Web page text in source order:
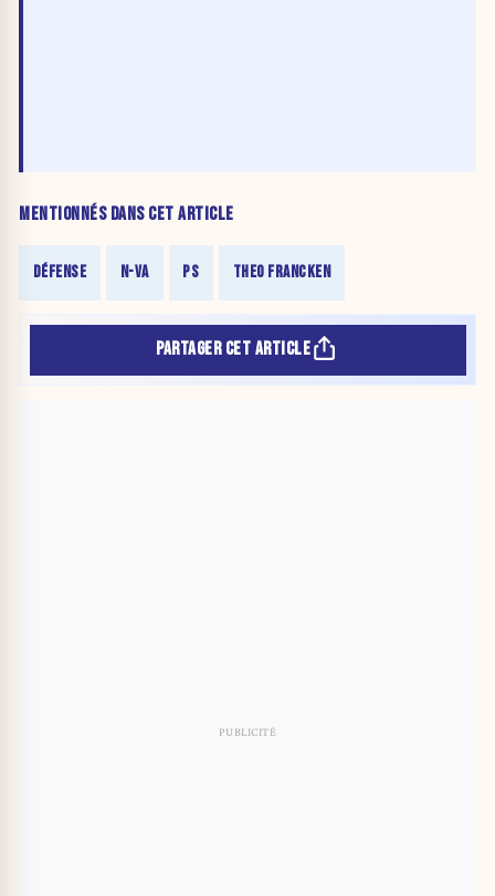
MENTIONNÉS DANS CET ARTICLE
DÉFENSE N-VA PS THEO FRANCKEN
PARTAGER CET ARTICLE